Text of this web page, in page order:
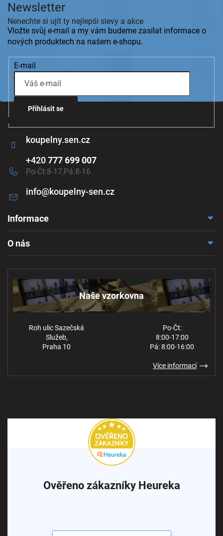
Kontakt
info@koupelny-sen.cz
+420777 699 007
Po-Čt:8-17,Pá:8-16
koupelny.sen.cz
Informace
Ochrana osobních údajů
O nás
Naše vzorkovna
Roh ulic Sazečská
Služeb,
Praha 10
Po-Čt:
8:00-17:00
Pá: 8:00-16:00
Více informací
Newsletter
Nenechte si ujít ty nejlepší slevy a akce
Vložte svůj e-mail a my vám budeme zasílat informace o
nových produktech na našem e-shopu.
E-mail
Přihlásit se
Ověřeno zákazníky Heureka